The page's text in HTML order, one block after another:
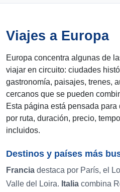
Viajes a Europa
Europa concentra algunas de
viajar en circuito: ciudades
gastronomía, paisajes, trenes,
cercanos que se pueden
Esta página está pensada
por ruta, duración, precio,
incluidos.
Destinos y países más
Francia destaca por París, el
Valle del Loira. Italia combina